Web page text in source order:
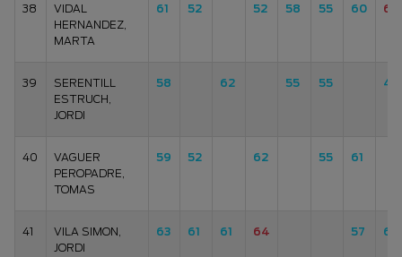
38
VIDAL
HERNANDEZ,
MARTA
61 52 52 58 55 60 68
39
SERENTILL
ESTRUCH,
JORDI
58 62 55 55 49
40
VAGUER
PEROPADRE,
TOMAS
59 52 62 55 61
41
VILA SIMON,
JORDI
63 61 61 64 57 61